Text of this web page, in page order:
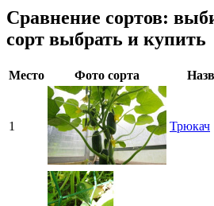
Сравнение сортов:
сорт выбрать и купить
Место Фото сорта
1 Трюкач